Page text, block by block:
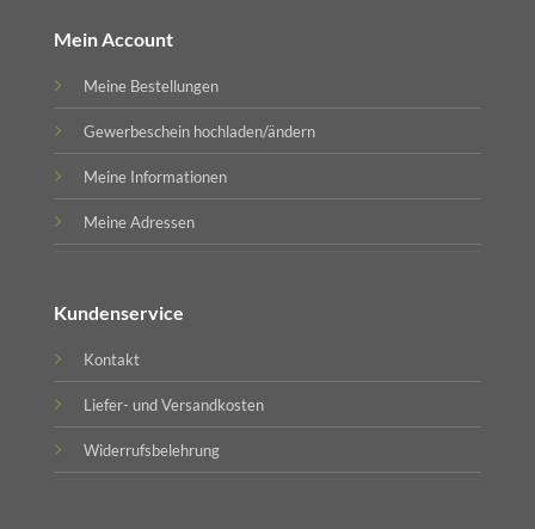
Mein Account
Meine Bestellungen
Gewerbeschein hochladen/ändern
Meine Informationen
Meine Adressen
Kundenservice
Kontakt
Liefer- und Versandkosten
Widerrufsbelehrung